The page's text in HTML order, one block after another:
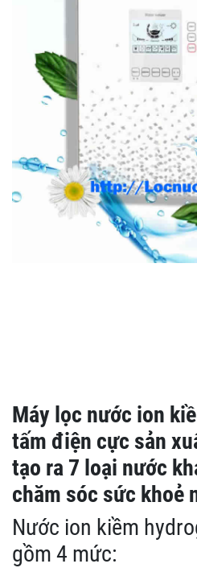
Máy lọc nước ion
tấm điện cực sản
tạo ra 7 loại nước
chăm sóc sức khoẻ
Nước ion kiềm
gồm 4 mức: